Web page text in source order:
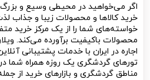
اگر می‌خواهید در محیطی وسیع و
خرید کالاها و محصولات زیبا و جذاب لذت
خواسته‌های شما را از یک مرکز خرید
محصولات باکیفیت برآورده می‌کند.
اجاره در ایران با خدمات پشتیبانی
تورهای گردشگری یک روزه همراه شما در
مناطق گردشگری و بازارهای خرید از